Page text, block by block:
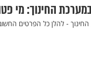
החינוך: מי
החינוך - להלן כל הפרטים